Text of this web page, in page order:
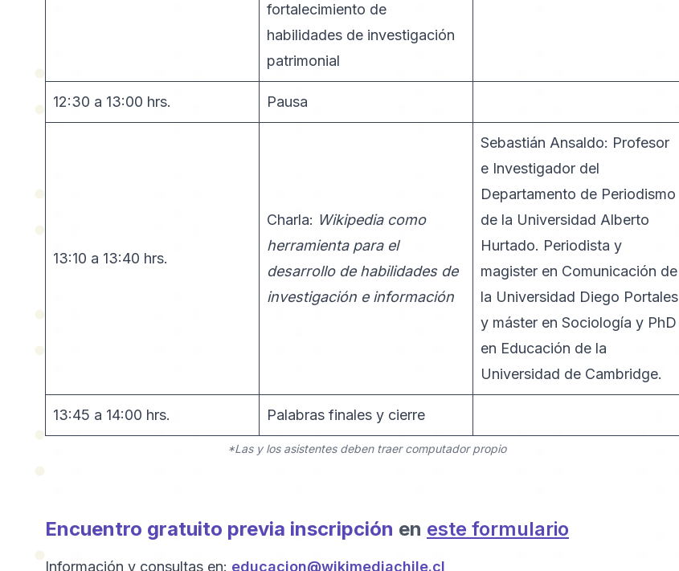
fortalecimiento de
habilidades de investigación
patrimonial
12:30 a 13:00 hrs. Pausa
13:10 a 13:40 hrs.
Charla: Wikipedia como
herramienta para el
desarrollo de habilidades de
investigación e información
Sebastián Ansaldo: Profesor
e Investigador del
Departamento de Periodismo
de la Universidad Alberto
Hurtado. Periodista y
magister en Comunicación de
la Universidad Diego Portales
y máster en Sociología y PhD
en Educación de la
Universidad de Cambridge.
13:45 a 14:00 hrs. Palabras finales y cierre
*Las y los asistentes deben traer computador propio
Encuentro gratuito previa inscripción en este formulario
Información y consultas en: educacion@wikimediachile.cl